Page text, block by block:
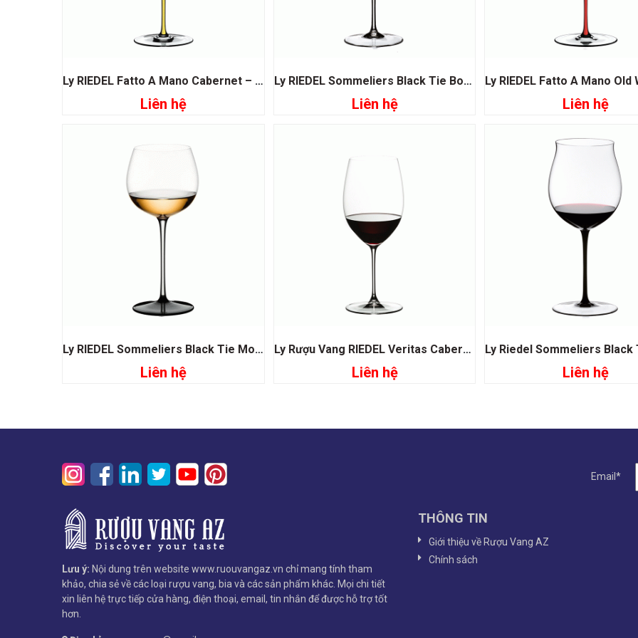
Đọc tiếp
Ly RIEDEL Fatto A Mano Cabernet – Merlot Yellow
Liên hệ
Đọc tiếp
Ly RIEDEL Sommeliers Black Tie Bordeaux Grand Cru
Liên hệ
Đọc tiếp
Liên hệ
Đọc tiếp
Ly RIEDEL Sommeliers Black Tie Montrachet
Liên hệ
Đọc tiếp
Ly Rượu Vang RIEDEL Veritas Cabernet – Merlot
Liên hệ
Đọc tiếp
Liên hệ
Lưu ý: Nội dung trên website www.ruouvangaz.vn chỉ mang tính tham
khảo, chia sẻ về các loại rượu vang, bia và các sản phẩm khác. Mọi chi tiết
xin liên hệ trực tiếp cửa hàng, điện thoại, email, tin nhắn để được hỗ trợ tốt
hơn.
Email*
THÔNG TIN
Giới thiệu về Rượu Vang AZ
Chính sách